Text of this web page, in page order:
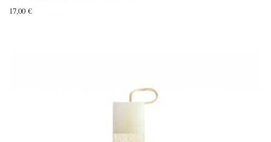
17,00 €